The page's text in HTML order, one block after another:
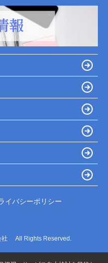
イバシーポリシー
社 All Rights Reserved.